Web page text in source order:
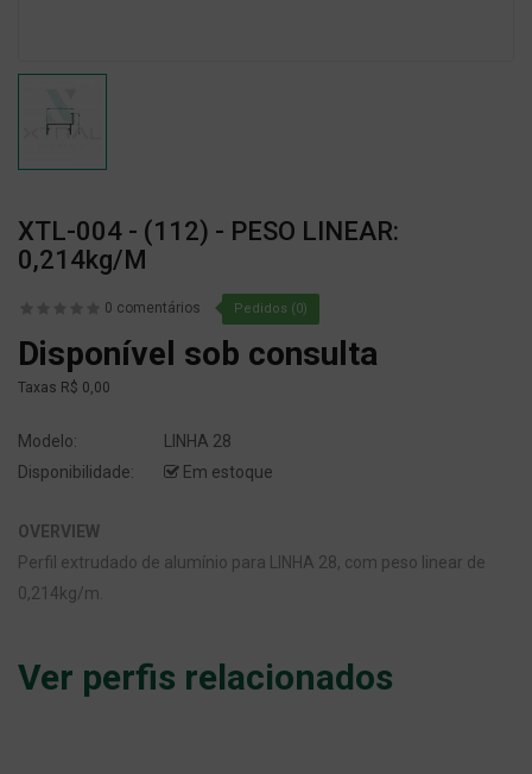
XTL-004 - (112) - PESO LINEAR:
0,214kg/m
0 comentários Pedidos (0)
Disponível sob consulta
Taxas R$ 0,00
Modelo:
LINHA 28
Disponibilidade:
Em estoque
OVERVIEW
Perfil extrudado de alumínio para LINHA 28, com peso linear de
0,214kg/m.
Ver perfis relacionados